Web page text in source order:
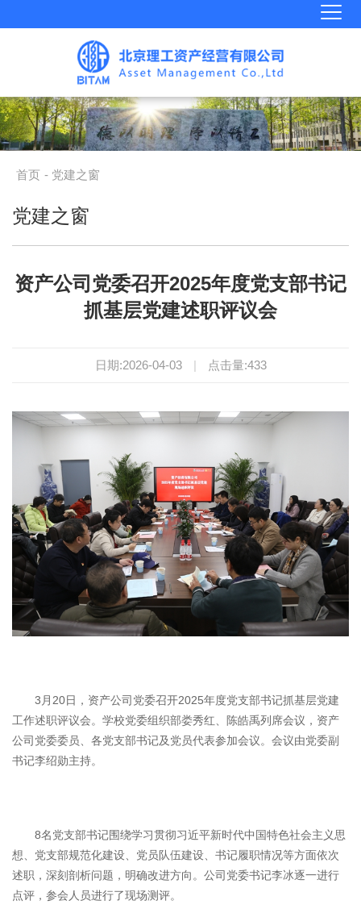
首页 - 党建之窗
党建之窗
资产公司党委召开2025年度党支部书记
抓基层党建述职评议会
日期:2026-04-03 | 点击量:433
3月20日，资产公司党委召开2025年度党支部书记抓基层党建
工作述职评议会。学校党委组织部娄秀红、陈皓禹列席会议，资产
公司党委委员、各党支部书记及党员代表参加会议。会议由党委副
书记李绍勋主持。
8名党支部书记围绕学习贯彻习近平新时代中国特色社会主义思
想、党支部规范化建设、党员队伍建设、书记履职情况等方面依次
述职，深刻剖析问题，明确改进方向。公司党委书记李冰逐一进行
点评，参会人员进行了现场测评。